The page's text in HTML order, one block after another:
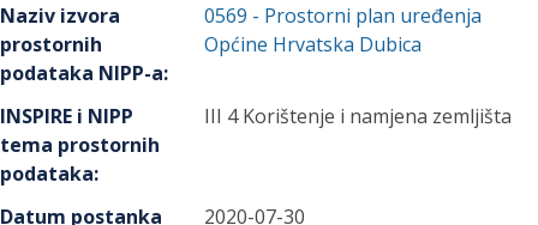
Naziv izvora
prostornih
podataka NIPP-a:
0569 - Prostorni plan uređenja
Općine Hrvatska Dubica
INSPIRE i NIPP
tema prostornih
podataka:
III 4 Korištenje i namjena zemljišta
Datum postanka 2020-07-30